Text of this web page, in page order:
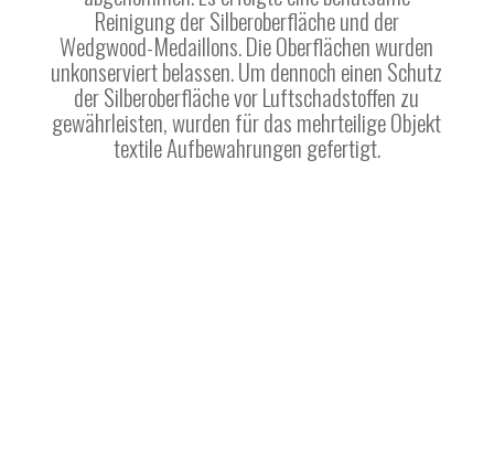
Reinigung der Silberoberfläche und der
Wedgwood-Medaillons. Die Oberflächen wurden
unkonserviert belassen. Um dennoch einen Schutz
der Silberoberfläche vor Luftschadstoffen zu
gewährleisten, wurden für das mehrteilige Objekt
textile Aufbewahrungen gefertigt.